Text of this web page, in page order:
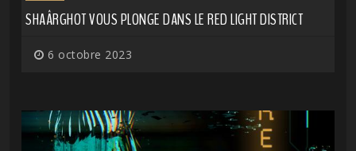
SHAÂRGHOT VOUS PLONGE DANS LE RED LIGHT DISTRICT
6 octobre 2023